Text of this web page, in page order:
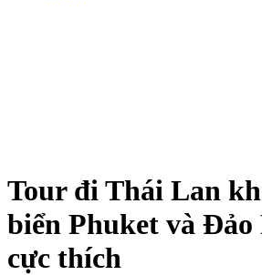
Tour đi Thái Lan
biển Phuket và Đảo
cực thích